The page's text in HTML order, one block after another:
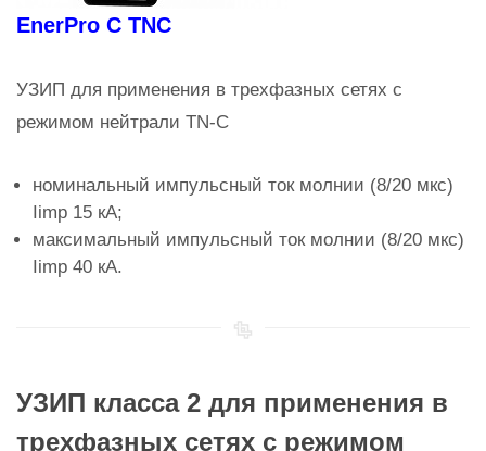
EnerPro C TNC
УЗИП для применения в трехфазных сетях с
режимом нейтрали TN-C
номинальный импульсный ток молнии (8/20 мкс)
Iimp 15 кА;
максимальный импульсный ток молнии (8/20 мкс)
Iimp 40 кА.
УЗИП класса 2 для применения в
трехфазных сетях с режимом